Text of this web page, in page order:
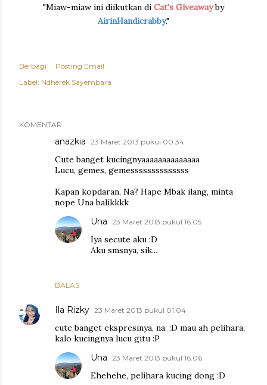
"Miaw-miaw ini diikutkan di Cat's Giveawayby
AirinHandicrabby."
Berbagi
Posting Email
Label: Ndherek Sayembara
KOMENTAR
anazkia 23 Maret 2013 pukul 00.34
Cute banget kucingnyaaaaaaaaaaaaaa
Lucu, gemes, gemessssssssssssss
Kapan kopdaran, Na? Hape Mbak ilang, minta
nope Una balikkkk
BALAS
Una 23 Maret 2013 pukul 16.05
Iya secute aku :D
Aku smsnya, sik...
Ila Rizky 23 Maret 2013 pukul 01.04
cute banget ekspresinya, na. :D mau ah pelihara,
kalo kucingnya lucu gitu :P
Una 23 Maret 2013 pukul 16.06
Ehehehe, pelihara kucing dong :D